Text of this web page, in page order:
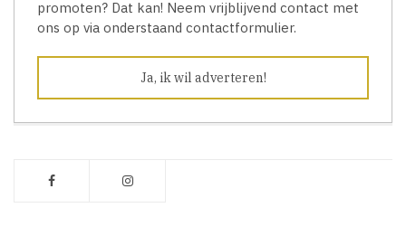
promoten? Dat kan! Neem vrijblijvend contact met
ons op via onderstaand contactformulier.
Ja, ik wil adverteren!